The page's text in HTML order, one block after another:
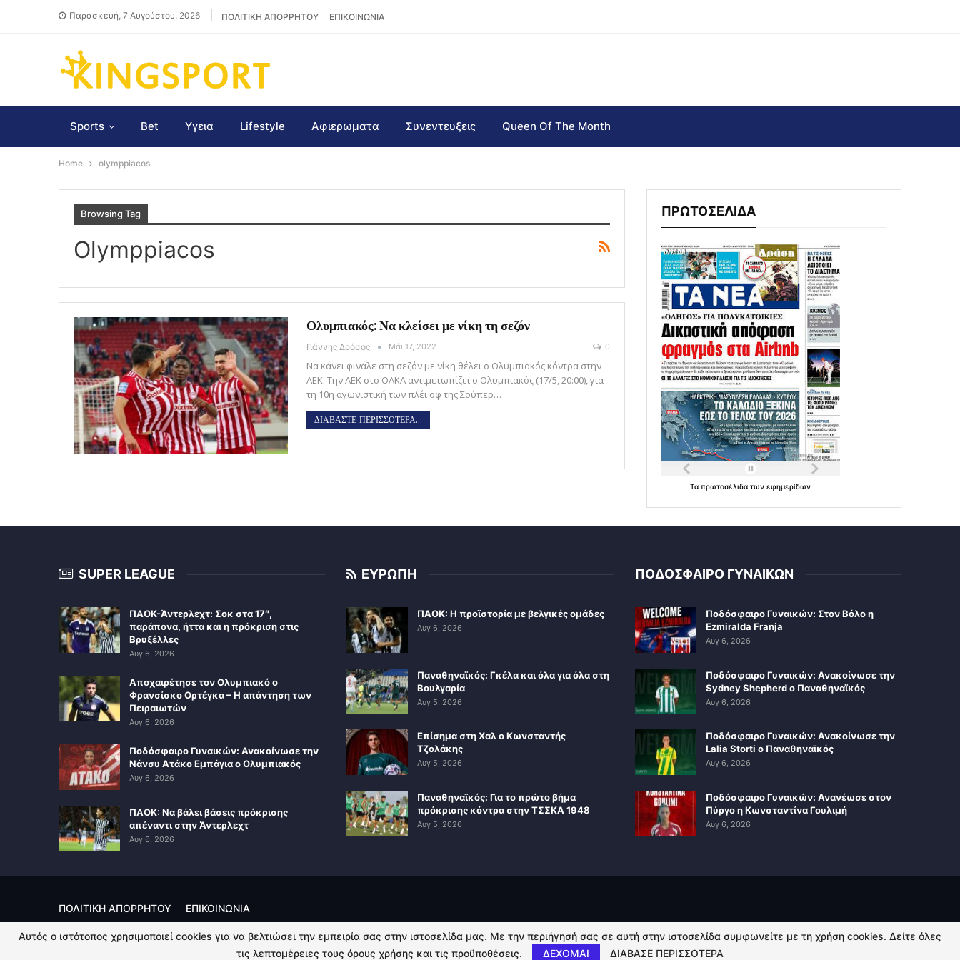
Παρασκευή, 7 Αυγούστου, 2026 ΠΟΛΙΤΙΚΗ ΑΠΟΡΡΗΤΟΥ ΕΠΙΚΟΙΝΩΝΙΑ
Sports Bet Υγεια Lifestyle Αφιερωματα Συνεντευξεις Queen Of The Month
Home olymppiacos
Browsing Tag
Olymppiacos
Ολυμπιακός: Να κλείσει με νίκη τη σεζόν
Γιάννης Δρόσος Μάι 17, 2022 0
Να κάνει φινάλε στη σεζόν με νίκη θέλει ο Ολυμπιακός κόντρα στην
ΑΕΚ. Την ΑΕΚ στο ΟΑΚΑ αντιμετωπίζει ο Ολυμπιακός (17/5, 20:00), για
τη 10η αγωνιστική των πλέι οφ της Σούπερ…
ΔΙΑΒΑΣΤΕ ΠΕΡΙΣΣΟΤΕΡΑ...
ΠΡΩΤΟΣΕΛΙΔΑ
Ταπρωτοσέλιδατωνεφημερίδων
SUPER LEAGUE
ΠΑΟΚ-Άντερλεχτ: Σοκ στα 17″,
παράπονα, ήττα και η πρόκριση στις
Βρυξέλλες
Αυγ 6, 2026
Αποχαιρέτησε τον Ολυμπιακό ο
Φρανσίσκο Ορτέγκα – Η απάντηση των
Πειραιωτών
Αυγ 6, 2026
Ποδόσφαιρο Γυναικών: Ανακοίνωσε την
Νάνσυ Ατάκο Εμπάγια ο Ολυμπιακός
Αυγ 6, 2026
ΠΑΟΚ: Να βάλει βάσεις πρόκρισης
απέναντι στην Άντερλεχτ
Αυγ 6, 2026
ΕΥΡΩΠΗ
ΠΑΟΚ: Η προϊστορία με βελγικές ομάδες
Αυγ 6, 2026
Παναθηναϊκός: Γκέλα και όλα για όλα στη
Βουλγαρία
Αυγ 5, 2026
Επίσημα στη Χαλ ο Κωνσταντής
Τζολάκης
Αυγ 5, 2026
Παναθηναϊκός: Για το πρώτο βήμα
πρόκρισης κόντρα στην ΤΣΣΚΑ 1948
Αυγ 5, 2026
ΠΟΔΟΣΦΑΙΡΟ ΓΥΝΑΙΚΩΝ
Ποδόσφαιρο Γυναικών: Στον Βόλο η
Ezmiralda Franja
Αυγ 6, 2026
Ποδόσφαιρο Γυναικών: Ανακοίνωσε την
Sydney Shepherd ο Παναθηναϊκός
Αυγ 6, 2026
Ποδόσφαιρο Γυναικών: Ανακοίνωσε την
Lalia Storti ο Παναθηναϊκός
Αυγ 6, 2026
Ποδόσφαιρο Γυναικών: Ανανέωσε στον
Πύργο η Κωνσταντίνα Γουλιμή
Αυγ 6, 2026
ΠΟΛΙΤΙΚΗ ΑΠΟΡΡΗΤΟΥ ΕΠΙΚΟΙΝΩΝΙΑ
© 2026 - Kingsport.gr. All Rights Reserved.
Αυτός ο ιστότοπος χρησιμοποιεί cookies για να βελτιώσει την εμπειρία σας στην ιστοσελίδα μας. Με την περιήγησή σας σε αυτή στην ιστοσελίδα συμφωνείτε με τη χρήση cookies. Δείτε όλες
τις λεπτομέρειες τους όρους χρήσης και τις προϋποθέσεις.
ΔΕΧΟΜΑΙ ΔΙΑΒΑΣΕ ΠΕΡΙΣΣΟΤΕΡΑ